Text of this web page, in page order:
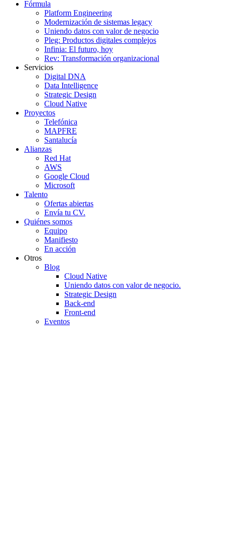
Fórmula
Platform Engineering
Modernización de sistemas legacy
Uniendo datos con valor de negocio
Pleg: Productos digitales complejos
Infinia: El futuro, hoy
Rev: Transformación organizacional
Servicios
Digital DNA
Data Intelligence
Strategic Design
Cloud Native
Proyectos
Telefónica
MAPFRE
Santalucía
Alianzas
Red Hat
AWS
Google Cloud
Microsoft
Talento
Ofertas abiertas
Envía tu CV.
Quiénes somos
Equipo
Manifiesto
En acción
Otros
Blog
Cloud Native
Uniendo datos con valor de negocio.
Strategic Design
Back-end
Front-end
Eventos